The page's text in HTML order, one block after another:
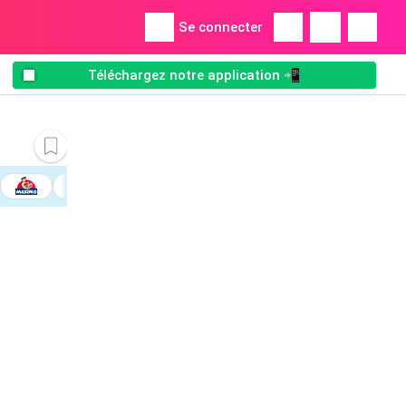
Se connecter
Téléchargez notre application 📲